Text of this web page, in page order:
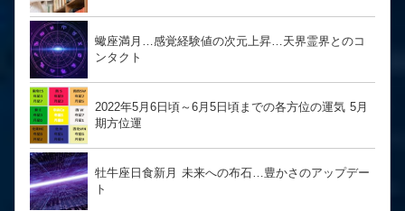
蠍座満月…感覚経験値の次元上昇…天界霊界とのコ
ンタクト
2022年5月6日頃～6月5日頃までの各方位の運気 5月
期方位運
牡牛座日食新月 未来への布石…豊かさのアップデー
ト